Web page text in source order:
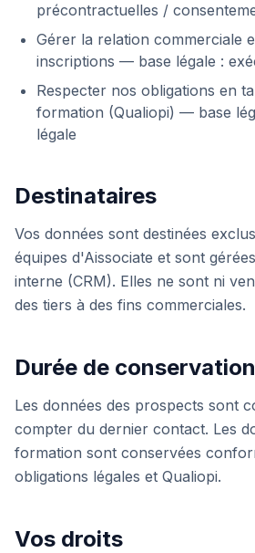
précontractuelles /
Gérer la relation commerciale
inscriptions — base légale :
Respecter nos obligations en
formation (Qualiopi) — base
légale
Destinataires
Vos données sont destinées
équipes d'Aissociate et sont
interne (CRM). Elles ne sont ni
des tiers à des fins commerciales.
Durée de conservation
Les données des prospects sont
compter du dernier contact. Les
formation sont conservées
obligations légales et Qualiopi.
Vos droits